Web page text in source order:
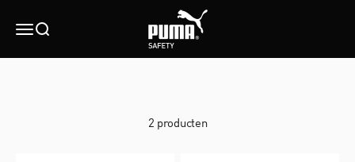
MenuZoeken
PUMA SAFETY
2 producten